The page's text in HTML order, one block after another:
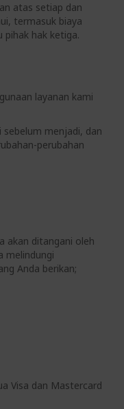
atas setiap dan
termasuk biaya
pihak hak ketiga.
layanan kami
menjadi, dan
perubahan
akan ditangani oleh
melindungi
Anda berikan;
Visa dan Mastercard